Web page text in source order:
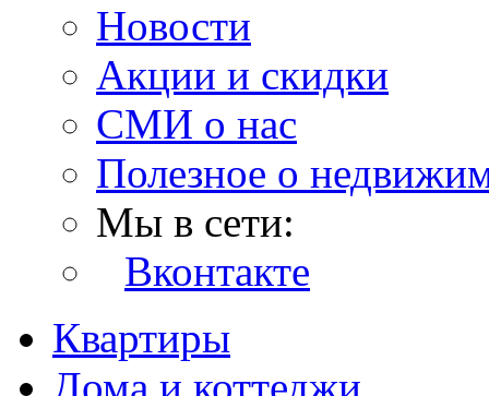
Новости
Акции и скидки
СМИ о нас
Полезное о
Мы в сети:
Вконтакте
Квартиры